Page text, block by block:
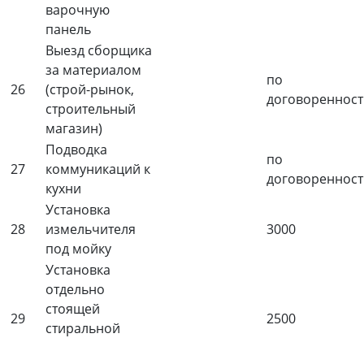
варочную
панель
26
Выезд сборщика
за материалом
(строй-рынок,
строительный
магазин)
по
27
Подводка
коммуникаций к
кухни
по
28
Установка
измельчителя
под мойку
3000
29
Установка
отдельно
стоящей
стиральной
2500